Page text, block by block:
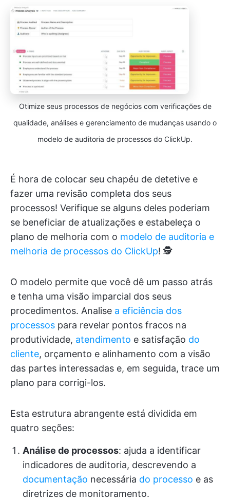
Otimize seus processos de negócios com verificações de
qualidade, análises e gerenciamento de mudanças usando o
modelo de auditoria de processos do ClickUp.
É hora de colocar seu chapéu de detetive e
fazer uma revisão completa dos seus
processos! Verifique se alguns deles poderiam
se beneficiar de atualizações e estabeleça o
plano de melhoria com o modelo de auditoria e
melhoria de processos do ClickUp! 🕵️
O modelo permite que você dê um passo atrás
e tenha uma visão imparcial dos seus
procedimentos. Analise a eficiência dos
processos para revelar pontos fracos na
produtividade, atendimento e satisfação do
cliente, orçamento e alinhamento com a visão
das partes interessadas e, em seguida, trace um
plano para corrigi-los.
Esta estrutura abrangente está dividida em
quatro seções:
Análise de processos: ajuda a identificar
indicadores de auditoria, descrevendo a
documentação necessária do processo e as
diretrizes de monitoramento.